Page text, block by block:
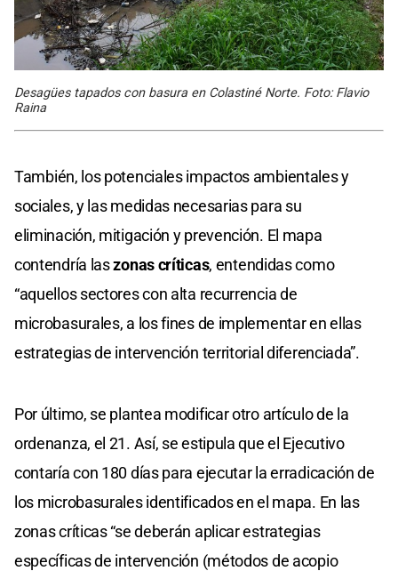
Desagües tapados con basura en Colastiné Norte. Foto: Flavio
Raina
También, los potenciales impactos ambientales y
sociales, y las medidas necesarias para su
eliminación, mitigación y prevención. El mapa
contendría laszonas críticas, entendidas como
“aquellos sectores con alta recurrencia de
microbasurales, a los fines de implementar en ellas
estrategias de intervención territorial diferenciada”.
Por último, se plantea modificar otro artículo de la
ordenanza, el 21. Así, se estipula que el Ejecutivo
contaría con 180 días para ejecutar la erradicación de
los microbasurales identificados en el mapa. En las
zonas críticas “se deberán aplicar estrategias
específicas de intervención (métodos de acopio